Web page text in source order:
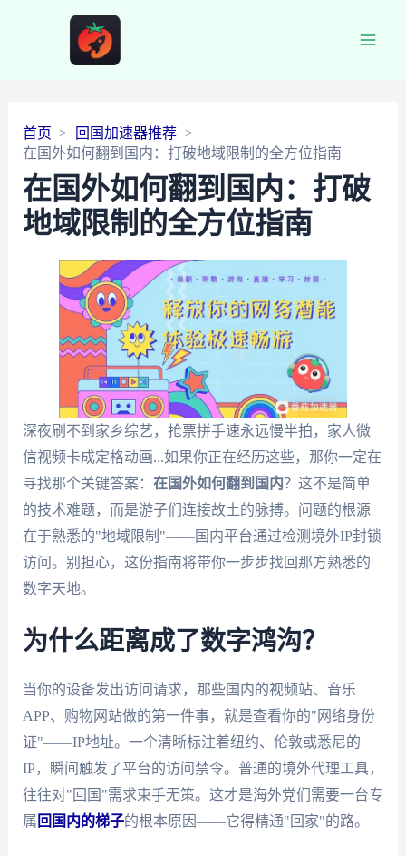
首页
回国加速器推荐
在国外如何翻到国内：打破地域限制的全方位指南
在国外如何翻到国内：打破
地域限制的全方位指南
深夜刷不到家乡综艺，抢票拼手速永远慢半拍，家人微
信视频卡成定格动画...如果你正在经历这些，那你一定在
寻找那个关键答案： 在国外如何翻到国内？这不是简单
的技术难题，而是游子们连接故土的脉搏。问题的根源
在于熟悉的"地域限制"——国内平台通过检测境外IP封锁
访问。别担心，这份指南将带你一步步找回那方熟悉的
数字天地。
为什么距离成了数字鸿沟？
当你的设备发出访问请求，那些国内的视频站、音乐
APP、购物网站做的第一件事，就是查看你的"网络身份
证"——IP地址。一个清晰标注着纽约、伦敦或悉尼的
IP，瞬间触发了平台的访问禁令。普通的境外代理工具，
往往对"回国"需求束手无策。这才是海外党们需要一台专
属 回国内的梯子的根本原因——它得精通"回家"的路。